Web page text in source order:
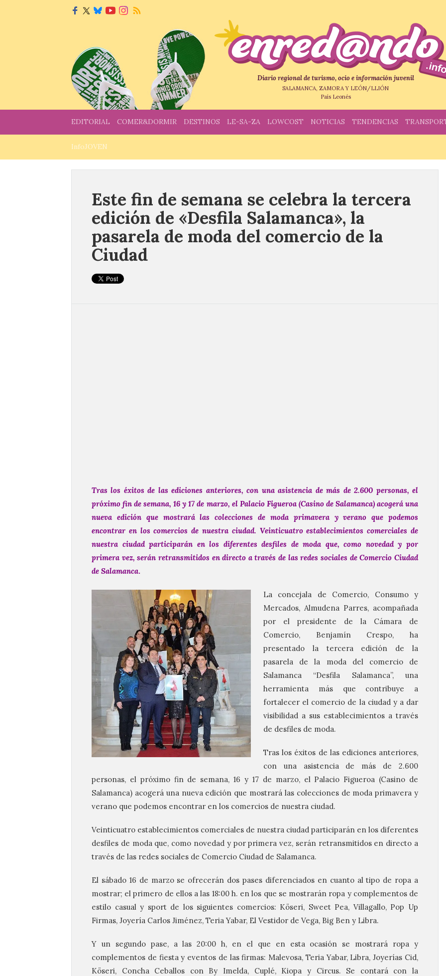
Diario regional de turismo, ocio e información juvenil
SALAMANCA, ZAMORA Y LEÓN/LLIÓN
País Leonés
EDITORIAL COMER&DORMIR DESTINOS LE-SA-ZA LOWCOST NOTICIAS TENDENCIAS
InfoJOVEN
Este fin de semana se celebra la tercera
edición de «Desfila Salamanca», la
pasarela de moda del comercio de la
Ciudad
Tras los éxitos de las ediciones anteriores, con una asistencia de más de 2.600 personas, el
próximo fin de semana, 16 y 17 de marzo, el Palacio Figueroa (Casino de Salamanca) acogerá una
nueva edición que mostrará las colecciones de moda primavera y verano que podemos
encontrar en los comercios de nuestra ciudad. Veinticuatro establecimientos comerciales de
nuestra ciudad participarán en los diferentes desfiles de moda que, como novedad y por
primera vez, serán retransmitidos en directo a través de las redes sociales de Comercio Ciudad
de Salamanca.
La concejala de Comercio, Consumo y
Mercados, Almudena Parres, acompañada
por el presidente de la Cámara de
Comercio, Benjamín Crespo, ha
presentado la tercera edición de la
pasarela de la moda del comercio de
Salamanca “Desfila Salamanca”, una
herramienta más que contribuye a
fortalecer el comercio de la ciudad y a dar
visibilidad a sus establecimientos a través
de desfiles de moda.
Tras los éxitos de las ediciones anteriores,
con una asistencia de más de 2.600
personas, el próximo fin de semana, 16 y 17 de marzo, el Palacio Figueroa (Casino de
Salamanca) acogerá una nueva edición que mostrará las colecciones de moda primavera y
verano que podemos encontrar en los comercios de nuestra ciudad.
Veinticuatro establecimientos comerciales de nuestra ciudad participarán en los diferentes
desfiles de moda que, como novedad y por primera vez, serán retransmitidos en directo a
través de las redes sociales de Comercio Ciudad de Salamanca.
El sábado 16 de marzo se ofrecerán dos pases diferenciados en cuanto al tipo de ropa a
mostrar; el primero de ellos a las 18:00 h. en los que se mostrarán ropa y complementos de
estilo casual y sport de los siguientes comercios: Köseri, Sweet Pea, Villagallo, Pop Up
Firmas, Joyería Carlos Jiménez, Teria Yabar, El Vestidor de Vega, Big Ben y Libra.
Y un segundo pase, a las 20:00 h, en el que en esta ocasión se mostrará ropa y
complementos de fiesta y eventos de las firmas: Malevosa, Teria Yabar, Libra, Joyerías Cid,
Köseri, Concha Ceballos con By Imelda, Cuplé, Kiopa y Circus. Se contará con la